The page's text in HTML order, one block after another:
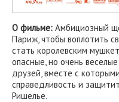
О фильме: Амбициозный
Париж, чтобы воплотить
стать королевским
опасные, но очень
друзей, вместе с
справедливость и
Ришелье.